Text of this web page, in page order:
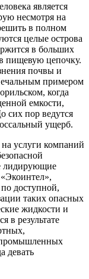
является
несмотря на
в полном
целые острова
в больших
пищевую цепочку.
почвы и
примером
когда
емкости,
сих пор ведутся
ущерб.
услуги компаний
лидирующие
доступной,
таких опасных
жидкости и
в результате
промышленных
девать